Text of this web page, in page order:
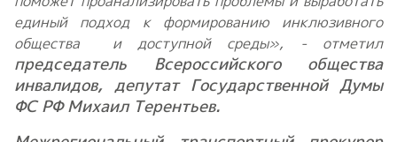
единый подход к формированию инклюзивного
общества и доступной среды», - отметил
председатель Всероссийского общества
инвалидов, депутат Государственной Думы
ФС РФ Михаил Терентьев.